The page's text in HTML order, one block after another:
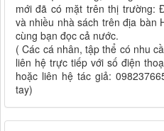
mới đã có mặt trên thị trường:
và nhiều nhà sách trên địa bàn
cùng bạn đọc cả nước.
( Các cá nhân, tập thể có nhu
liên hệ trực tiếp với số điện
hoặc liên hệ tác giả:
tay)